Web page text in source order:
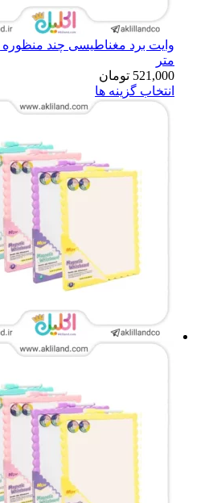
متر
521,000 تومان
انتخاب گزینه ها